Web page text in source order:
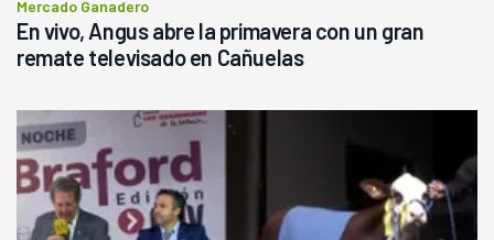
Mercado Ganadero
En vivo, Angus abre la primavera con un gran
remate televisado en Cañuelas